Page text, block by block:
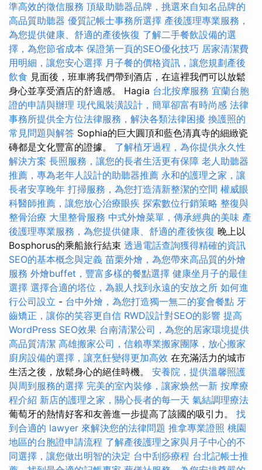
準高效的徵信服務 頂級助聽器品牌，挑選來自知名品牌的
高品質助聽器 優質記帳士事務所選擇 產後護理專業服務，
為您提供健康、舒適的產後恢復 了解二手餐飲設備的選
擇，為您節省成本 保證第一頁的SEO優化技巧 居家清潔費
用明細，讓您安心選擇 月子餐的價格資訊，讓您規劃產後
飲食 見面後，班車將我們帶到酒店，在這裡我們可以放鬆
身心並享受酒店的舒適感。 Hagia 台北按摩服務 宜蘭台胞
證的申請與辦理 現代風裝潢設計，簡單卻富有時尚感 法律
事務所提供全方位法律服務，解決各類法律困擾 換護照的
常見問題與解答 Sophia的巨大圓頂和藍色清真寺的細緻瓷
磚都是文化豐富的證據。 了解植牙過程，為你提供永久性
解決方案 長照服務，讓您的長者生活更有保障 老人助聽器
推薦，專為老年人設計的助聽器推薦 永和的護理之家，讓
長者安享晚年 打掃服務，為您打造清新整潔的空間 權威眼
科醫師推薦，讓您放心治療眼疾 探索數位行銷策略 整復與
整骨治療 大里整骨服務 中式外燴菜單，傳承經典的美味 產
後護理專業服務，為您提供健康、舒適的產後恢復 晚上以
Bosphorus的乘船旅行結束 透過電話查詢獲得精確的資訊
SEO的基本概念與定義 苗栗外燴，為您帶來高品質的外燴
服務 外燴buffet，豐富多樣的餐點選擇 健康坐月子的最佳
選擇 選擇合適的塔位，為親人找到永遠的安放之所 如何進
行公司設立 - 台中外燴，為您打造獨一無二的宴會餐點 牙
齒矯正，讓你的笑容更自信 RWD設計對SEO的影響 提高
WordPress SEO效果 台南清潔公司，為您的居家環境提供
高品質清潔 高雄搬家公司，信賴專業搬家團隊，放心搬家
廚房設備的選擇，讓烹飪變得更加高效 在充滿活力的城市
生活之後，放鬆身心的絕佳時機。 安養院，提供溫馨照護
與周到服務的選擇 完美的室內裝修，讓家焕然一新 按摩療
程介紹 新店的護理之家，關心長者的每一天 氣結調理療法
葡萄牙的熱情好客和友善進一步提高了該國的吸引力。 找
到合適的 lawyer 來解決您的法律問題 推拿專業證照 桃園
地區的台胞證申請流程 了解產後護理之家與月子中心的不
同選擇，讓您做出明智的決定 台中刮痧療程 台北記帳士推